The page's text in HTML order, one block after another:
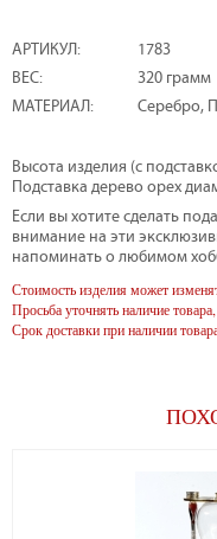
АРТИКУЛ:
1783
ВЕС:
320 грамм
МАТЕРИАЛ:
Серебро,
Высота изделия (с
Подставка дерево орех
Если вы хотите сделать
внимание на эти
напоминать о любимом
Стоимость изделия может
Просьба уточнять наличие
Срок доставки при наличии